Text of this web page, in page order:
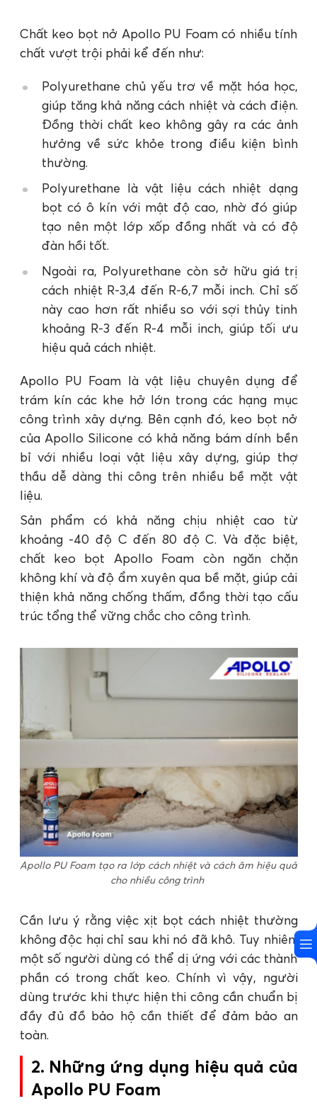
Chất keo bọt nở Apollo PU Foam có nhiều tính
chất vượt trội phải kể đến như:
Polyurethane chủ yếu trơ về mặt hóa học,
giúp tăng khả năng cách nhiệt và cách điện.
Đồng thời chất keo không gây ra các ảnh
hưởng về sức khỏe trong điều kiện bình
thường.
Polyurethane là vật liệu cách nhiệt dạng
bọt có ô kín với mật độ cao, nhờ đó giúp
tạo nên một lớp xốp đồng nhất và có độ
đàn hồi tốt.
Ngoài ra, Polyurethane còn sở hữu giá trị
cách nhiệt R-3,4 đến R-6,7 mỗi inch. Chỉ số
này cao hơn rất nhiều so với sợi thủy tinh
khoảng R-3 đến R-4 mỗi inch, giúp tối ưu
hiệu quả cách nhiệt.
Apollo PU Foam là vật liệu chuyên dụng để
trám kín các khe hở lớn trong các hạng mục
công trình xây dựng. Bên cạnh đó, keo bọt nở
của Apollo Silicone có khả năng bám dính bền
bỉ với nhiều loại vật liệu xây dựng, giúp thợ
thầu dễ dàng thi công trên nhiều bề mặt vật
liệu.
Sản phẩm có khả năng chịu nhiệt cao từ
khoảng -40 độ C đến 80 độ C. Và đặc biệt,
chất keo bọt Apollo Foam còn ngăn chặn
không khí và độ ẩm xuyên qua bề mặt, giúp cải
thiện khả năng chống thấm, đồng thời tạo cấu
trúc tổng thể vững chắc cho công trình.
Apollo PU Foam tạo ra lớp cách nhiệt và cách âm hiệu quả
cho nhiều công trình
Cần lưu ý rằng việc xịt bọt cách nhiệt thường
không độc hại chỉ sau khi nó đã khô. Tuy nhiên,
một số người dùng có thể dị ứng với các thành
phần có trong chất keo. Chính vì vậy, người
dùng trước khi thực hiện thi công cần chuẩn bị
đầy đủ đồ bảo hộ cần thiết để đảm bảo an
toàn.
2. Những ứng dụng hiệu quả của
Apollo PU Foam